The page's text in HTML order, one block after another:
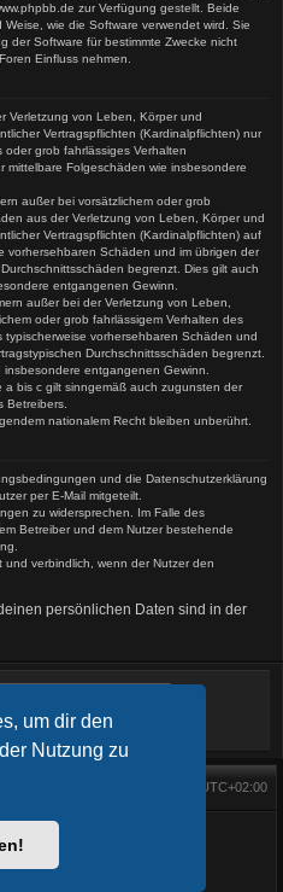
um dir den
Nutzung zu
zur Verfügung gestellt. Beide
wie die Software verwendet wird. Sie
der Software für bestimmte Zwecke nicht
Einfluss nehmen.
Verletzung von Leben, Körper und
Vertragspflichten (Kardinalpflichten) nur
grob fahrlässiges Verhalten
mittelbare Folgeschäden wie insbesondere
außer bei vorsätzlichem oder grob
aus der Verletzung von Leben, Körper und
Vertragspflichten (Kardinalpflichten) auf
vorhersehbaren Schäden und im übrigen der
begrenzt. Dies gilt auch
entgangenen Gewinn.
außer bei der Verletzung von Leben,
oder grob fahrlässigem Verhalten des
vorhersehbaren Schäden und
Durchschnittsschäden begrenzt.
entgangenen Gewinn.
bis c gilt sinngemäß auch zugunsten der
Betreibers.
nationalem Recht bleiben unberührt.
und die Datenschutzerklärung
per E-Mail mitgeteilt.
zu widersprechen. Im Falle des
Betreiber und dem Nutzer bestehende
verbindlich, wenn der Nutzer den
persönlichen Daten sind in der
UTC+02:00
Limited